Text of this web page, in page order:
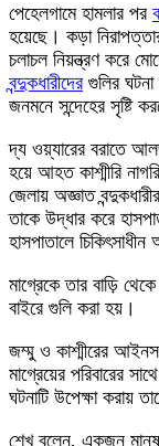
পেহেলগামে হামলার পর
হয়েছে। কড়া
চলাচল নিয়ন্ত্রণ করে
বন্দুকধারীদেরগুলির ঘটনা
জনমনে সন্দেহের সৃষ্টি
দ্য ওয়্যারের বরাতে
হয়ে আহত কাশ্মীরি
জেলায় অজ্ঞাত
তাকে উদ্ধার করে
হাসপাতালে
মাগ্রেকে তার বাড়ি
বাইরে গুলি করা হয়।
জম্মু ও কাশ্মীরের
মাগ্রেয়ের পরিবারের
ঘটনাটি উপেক্ষা করায়
শেখ বলেন, একজন